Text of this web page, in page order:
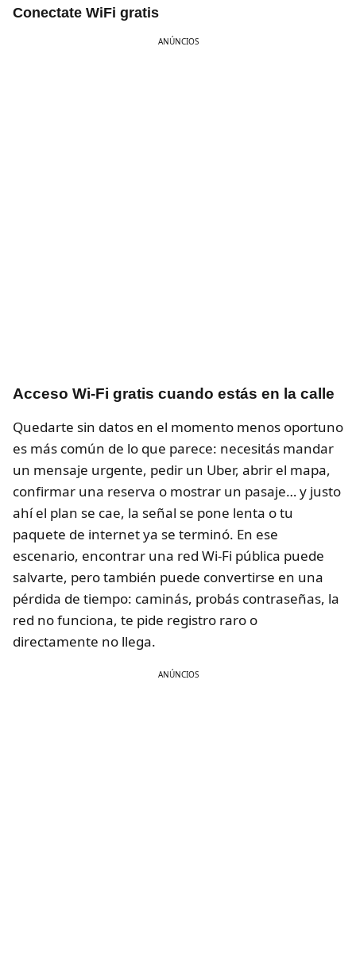
Conectate WiFi gratis
ANÚNCIOS
Acceso Wi-Fi gratis cuando estás en la calle
Quedarte sin datos en el momento menos oportuno
es más común de lo que parece: necesitás mandar
un mensaje urgente, pedir un Uber, abrir el mapa,
confirmar una reserva o mostrar un pasaje… y justo
ahí el plan se cae, la señal se pone lenta o tu
paquete de internet ya se terminó. En ese
escenario, encontrar una red Wi-Fi pública puede
salvarte, pero también puede convertirse en una
pérdida de tiempo: caminás, probás contraseñas, la
red no funciona, te pide registro raro o
directamente no llega.
ANÚNCIOS